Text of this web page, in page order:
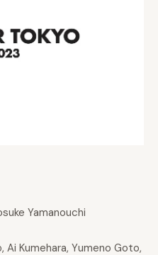
Yamanouchi
Ai Kumehara, Yumeno Goto,